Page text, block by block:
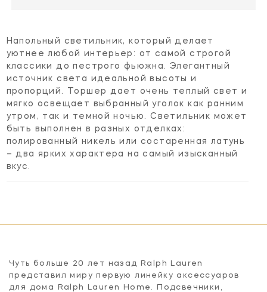
Напольный светильник, который делает
уютнее любой интерьер: от самой строгой
классики до пестрого фьюжна. Элегантный
источник света идеальной высоты и
пропорций. Торшер дает очень теплый свет и
мягко освещает выбранный уголок как ранним
утром, так и темной ночью. Светильник может
быть выполнен в разных отделках:
полированный никель или состаренная латунь
– два ярких характера на самый изысканный
вкус.
Чуть больше 20 лет назад Ralph Lauren
представил миру первую линейку аксессуаров
для дома Ralph Lauren Home. Подсвечники,